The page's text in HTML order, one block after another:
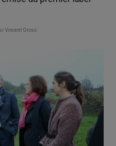
Vincent Gross